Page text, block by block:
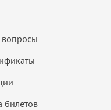
вопросы
билетов